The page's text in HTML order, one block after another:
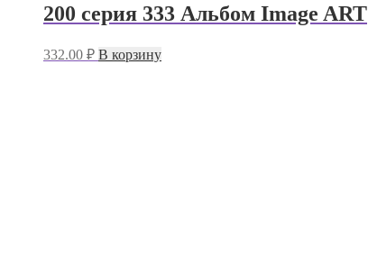
200 серия 333 Альбом Image ART
332.00 ₽ В корзину